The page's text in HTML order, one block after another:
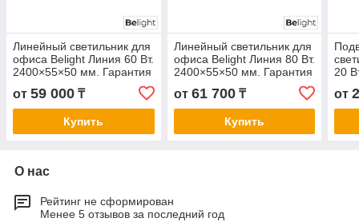
Линейный светильник для
офиса Belight Линия 60 Вт.
2400×55×50 мм. Гарантия
3- 5 лет. Сертификат СТ
КЗ. Любой цвет корпуса
от 59 000 ₸
Купить
Линейный светильник для
офиса Belight Линия 80 Вт.
2400×55×50 мм. Гарантия
3- 5 лет. Сертификат СТ
КЗ. Любой цвет корпуса
от 61 700₸
Купить
20
от
О нас
Рейтинг не сформирован
Менее 5 отзывов за последний год